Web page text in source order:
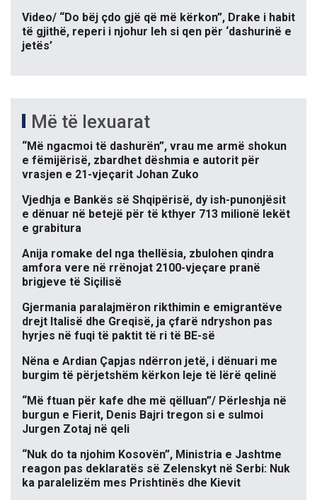
Video/ “Do bëj çdo gjë që më kërkon”, Drake i habit
të gjithë, reperi i njohur leh si qen për ‘dashurinë e
jetës’
Më të lexuarat
“Më ngacmoi të dashurën”, vrau me armë shokun
e fëmijërisë, zbardhet dëshmia e autorit për
vrasjen e 21-vjeçarit Johan Zuko
Vjedhja e Bankës së Shqipërisë, dy ish-punonjësit
e dënuar në betejë për të kthyer 713 milionë lekët
e grabitura
Anija romake del nga thellësia, zbulohen qindra
amfora vere në rrënojat 2100-vjeçare pranë
brigjeve të Siçilisë
Gjermania paralajmëron rikthimin e emigrantëve
drejt Italisë dhe Greqisë, ja çfarë ndryshon pas
hyrjes në fuqi të paktit të ri të BE-së
Nëna e Ardian Çapjas ndërron jetë, i dënuari me
burgim të përjetshëm kërkon leje të lërë qelinë
“Më ftuan për kafe dhe më qëlluan”/ Përleshja në
burgun e Fierit, Denis Bajri tregon si e sulmoi
Jurgen Zotaj në qeli
“Nuk do ta njohim Kosovën”, Ministria e Jashtme
reagon pas deklaratës së Zelenskyt në Serbi: Nuk
ka paralelizëm mes Prishtinës dhe Kievit